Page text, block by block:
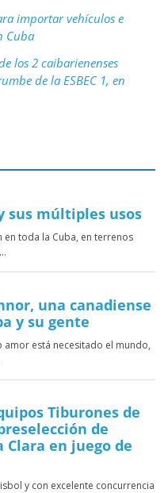
importar vehículos e
Cuba
los 2 caibarienenses
de la ESBEC 1, en